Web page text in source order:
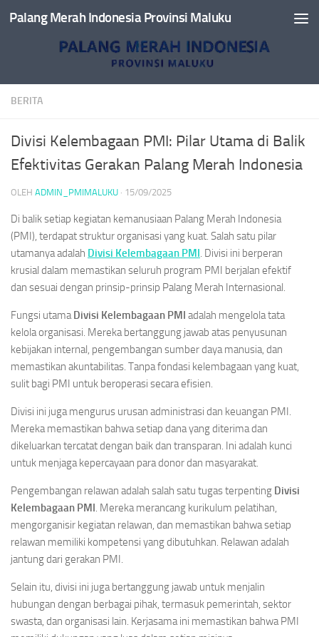
Skip to content
Palang Merah Indonesia Provinsi Maluku
BERITA
Divisi Kelembagaan PMI: Pilar Utama di Balik
Efektivitas Gerakan Palang Merah Indonesia
OLEH ADMIN_PMIMALUKU · 15/09/2025
Di balik setiap kegiatan kemanusiaan Palang Merah Indonesia
(PMI), terdapat struktur organisasi yang kuat. Salah satu pilar
utamanya adalah Divisi Kelembagaan PMI. Divisi ini berperan
krusial dalam memastikan seluruh program PMI berjalan efektif
dan sesuai dengan prinsip-prinsip Palang Merah Internasional.
Fungsi utamaDivisi Kelembagaan PMI adalah mengelola tata
kelola organisasi. Mereka bertanggung jawab atas penyusunan
kebijakan internal, pengembangan sumber daya manusia, dan
memastikan akuntabilitas. Tanpa fondasi kelembagaan yang kuat,
sulit bagi PMI untuk beroperasi secara efisien.
Divisi ini juga mengurus urusan administrasi dan keuangan PMI.
Mereka memastikan bahwa setiap dana yang diterima dan
dikeluarkan tercatat dengan baik dan transparan. Ini adalah kunci
untuk menjaga kepercayaan para donor dan masyarakat.
Pengembangan relawan adalah salah satu tugas terpenting Divisi
Kelembagaan PMI. Mereka merancang kurikulum pelatihan,
mengorganisir kegiatan relawan, dan memastikan bahwa setiap
relawan memiliki kompetensi yang dibutuhkan. Relawan adalah
jantung dari gerakan PMI.
Selain itu, divisi ini juga bertanggung jawab untuk menjalin
hubungan dengan berbagai pihak, termasuk pemerintah, sektor
swasta, dan organisasi lain. Kerjasama ini memastikan bahwa PMI